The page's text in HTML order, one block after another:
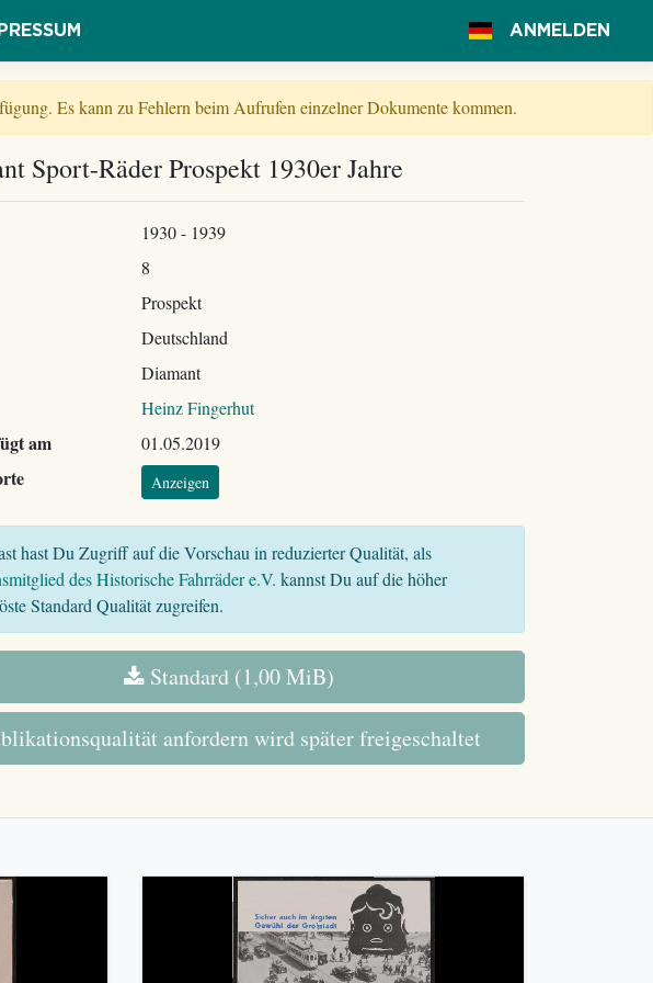
ANMELDEN
Es kann zu Fehlern beim Aufrufen einzelner Dokumente kommen.
Sport-Räder Prospekt 1930er Jahre
1930 - 1939
8
Prospekt
Deutschland
Diamant
Heinz Fingerhut
am 01.05.2019
Anzeigen
hast Du Zugriff auf die Vorschau in reduzierter Qualität, als
des Historische Fahrräder e.V. kannst Du auf die höher
Standard Qualität zugreifen.
Standard (1,00 MiB)
anfordern wird später freigeschaltet